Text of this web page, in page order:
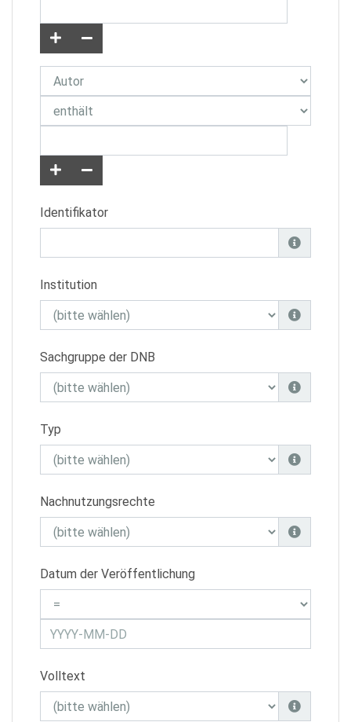
Identifikator
Institution
Sachgruppe der DNB
Typ
Nachnutzungsrechte
Datum der Veröffentlichung
Volltext